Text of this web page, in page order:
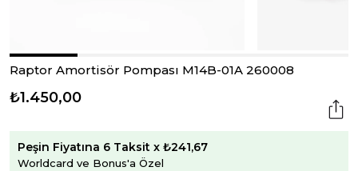
Raptor Amortisör Pompası M14B-01A 260008
₺1.450,00
Peşin Fiyatına 6 Taksit x ₺241,67
Worldcard ve Bonus'a Özel